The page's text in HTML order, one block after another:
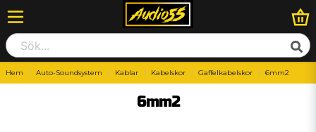
Hem Auto-Soundsystem Kablar Kabelskor Gaffelkabelskor 6mm2
6mm2